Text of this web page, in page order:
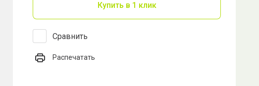
Купить в 1 клик
Сравнить
Распечатать